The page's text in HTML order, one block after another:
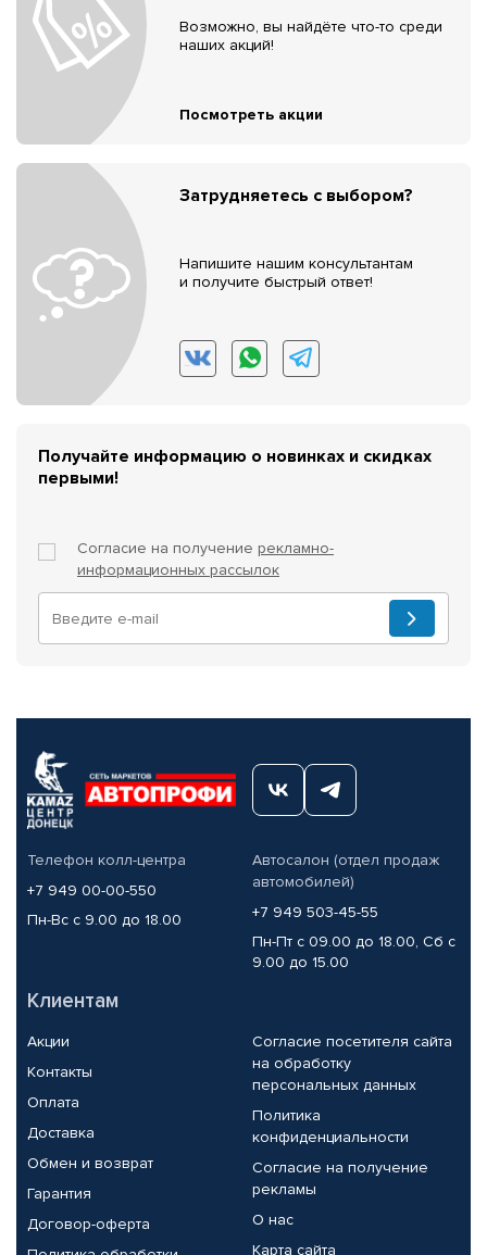
Возможно, вы найдёте что-то среди
наших акций!
Посмотреть акции
Затрудняетесь с выбором?
Напишите нашим консультантам
и получите быстрый ответ!
Получайте информацию о новинках и скидках
первыми!
Согласие на получение рекламно-
информационных рассылок
Телефон колл-центра
+7 949 00-00-550
Пн-Вс с 9.00 до 18.00
Автосалон (отдел продаж
автомобилей)
+7 949 503-45-55
Пн-Пт с 09.00 до 18.00, Сб с
9.00 до 15.00
Клиентам
Акции
Контакты
Оплата
Доставка
Обмен и возврат
Гарантия
Договор-оферта
Согласие посетителя сайта
на обработку
персональных данных
Политика
конфиденциальности
Согласие на получение
рекламы
О нас
Карта сайта